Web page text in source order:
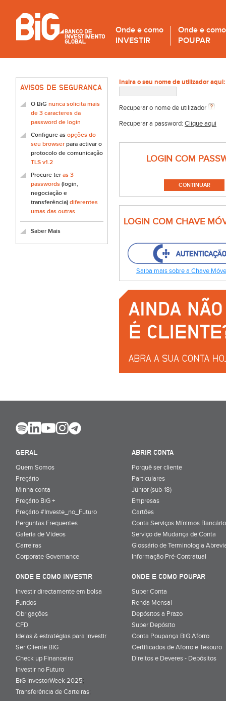
Onde e como
INVESTIR
Onde e como
POUPAR
AVISOS DE SEGURANÇA
O BiG nunca solicita mais
de 3 caracteres da
password de login
Configure as opções do
seu browser para activar o
protocolo de comunicação
TLS v1.2
Procure ter as 3
passwords (login,
negociação e
transferência) diferentes
umas das outras
Saber Mais
Insira o seu nome de utilizador aqui:
Recuperar o nome de utilizador
Recuperar a password: Clique aqui
LOGIN COM
LOGIN COM CHAVE
Saiba mais sobre a Chave
GERAL
Quem Somos
Preçário
Minha conta
Preçário BiG +
Preçário #Investe_no_Futuro
Perguntas Frequentes
Galeria de Vídeos
Carreiras
Corporate Governance
ABRIR CONTA
Porquê ser cliente
Particulares
Júnior (sub-18)
Empresas
Cartões
Conta Serviços Mínimos
Serviço de Mudança de Conta
Glossário de Terminologia
Informação Pré-Contratual
ONDE E COMO INVESTIR
Investir directamente em bolsa
Fundos
Obrigações
CFD
Ideias & estratégias para investir
Ser Cliente BiG
Check up Financeiro
Investir no Futuro
BiG InvestorWeek 2025;
Transferência de Carteiras;
ONDE E COMO POUPAR
Super Conta
Renda Mensal
Depósitos a Prazo
Super Depósito
Conta Poupança BiG Aforro
Certificados de Aforro e Tesouro
Direitos e Deveres - Depósitos